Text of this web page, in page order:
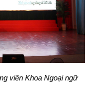
viên Khoa Ngoại ngữ